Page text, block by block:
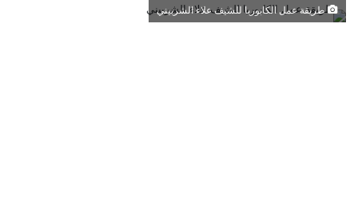
طريقة عمل الكابوريا للشيف علاء الشربيني